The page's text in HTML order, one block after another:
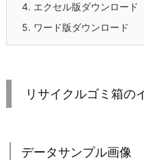
4. エクセル版ダウンロード
5. ワード版ダウンロード
リサイクルゴミ箱の
データサンプル画像